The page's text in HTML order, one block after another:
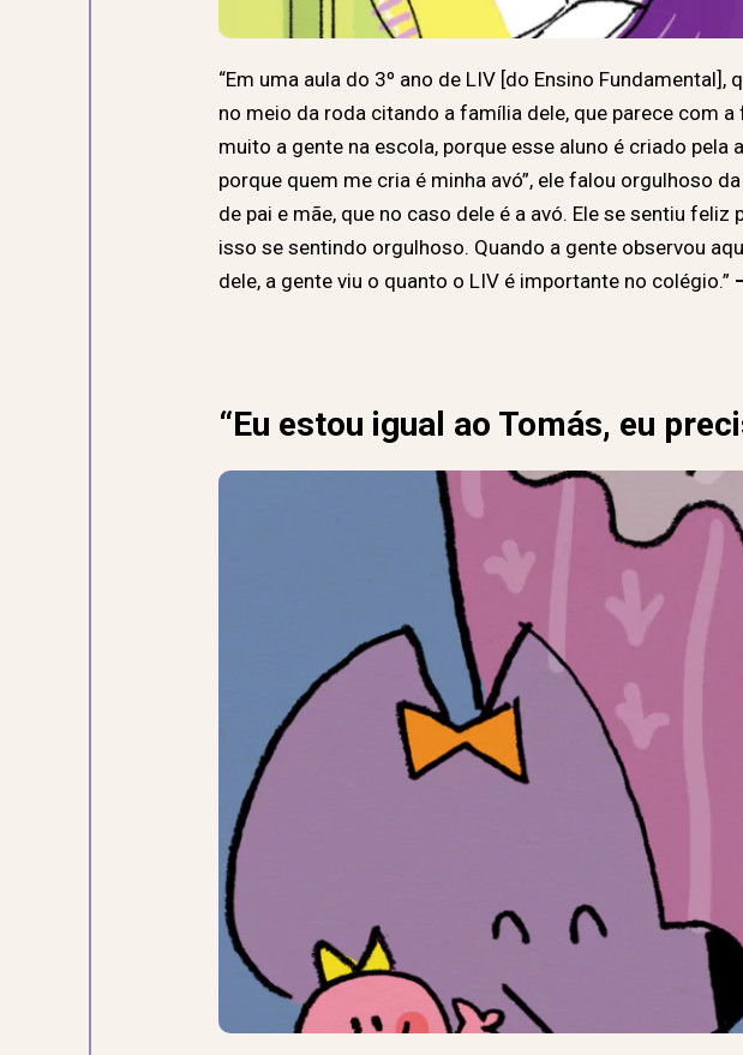
“Em uma aula do 3º ano de LIV [do Ensino
no meio da roda citando a família dele, que parece com
muito a gente na escola, porque esse aluno é criado pela
porque quem me cria é minha avó”, ele falou orgulhoso
de pai e mãe, que no caso dele é a avó. Ele se sentiu
isso se sentindo orgulhoso. Quando a gente observou
dele, a gente viu o quanto o LIV é importante no colégio.”
“Eu estou igual ao Tomás, eu